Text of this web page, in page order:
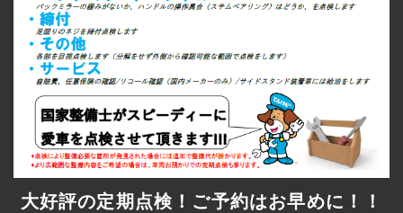
大好評の定期点検！ご予約はお早めに！！